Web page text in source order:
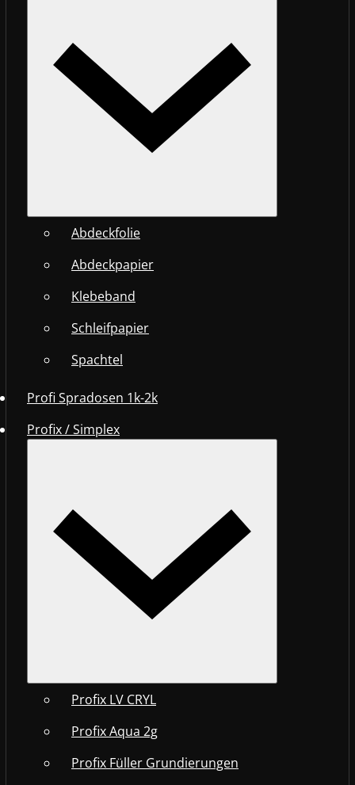
Abdeckfolie
Abdeckpapier
Klebeband
Schleifpapier
Spachtel
Profi Spradosen 1k-2k
Profix / Simplex
Profix LV CRYL
Profix Aqua 2g
Profix Füller Grundierungen